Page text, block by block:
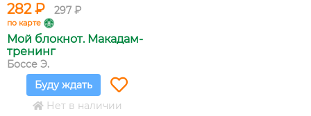
282 ₽ 297 ₽
по карте
Мой блокнот. Макадам-
тренинг
Боссе Э.
Буду ждать
Нет в наличии